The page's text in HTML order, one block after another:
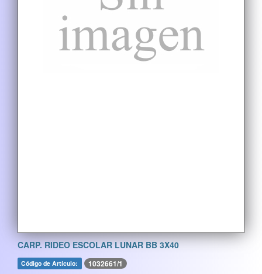
CARP. RIDEO ESCOLAR LUNAR BB 3X40
Código de Artículo: 1032661/1